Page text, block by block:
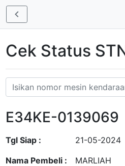
Cek Status
E34KE-0139069
Tgl Siap :
21-05-2024
Nama Pembeli :
MARLIAH